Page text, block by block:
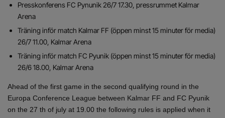
Presskonferens FC Pynunik 26/7 17.30, pressrummet Kalmar
Arena
Träning inför match Kalmar FF (öppen minst 15 minuter för media)
26/7 11.00, Kalmar Arena
Träning inför match FC Pyunik (öppen minst 15 minuter för media)
26/6 18.00, Kalmar Arena
Ahead of the first game in the second qualifying round in the
Europa Conference League between Kalmar FF and FC Pyunik
on the 27 th of july at 19.00 the following rules is applied when it